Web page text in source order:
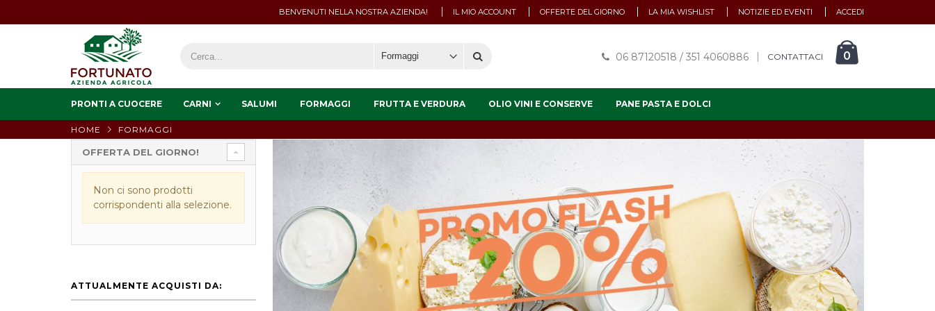
IL MIO ACCOUNT OFFERTE DEL GIORNO LA MIA WISHLIST NOTIZIE ED EVENTI ACCEDI
BENVENUTI NELLA NOSTRA AZIENDA!
06 87120518 / 351 4060886 CONTATTACI 0
PRONTI A CUOCERE CARNI SALUMI FORMAGGI FRUTTA E VERDURA OLIO VINI E CONSERVE PANE PASTA E DOLCI
HOME FORMAGGI
OFFERTA DEL GIORNO!
Non ci sono prodotti
corrispondenti alla selezione.
ATTUALMENTE ACQUISTI DA: